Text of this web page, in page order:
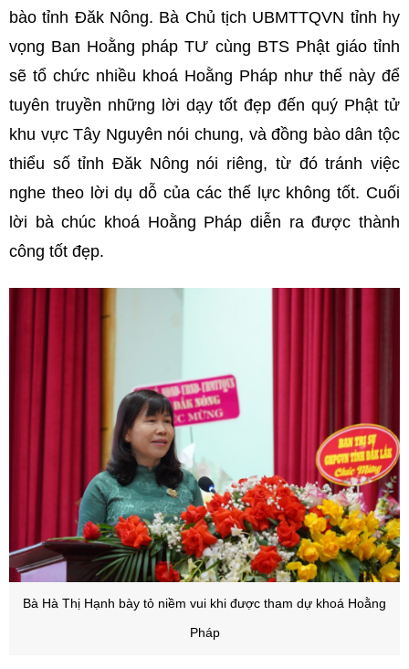
bào tỉnh Đăk Nông. Bà Chủ tịch UBMTTQVN tỉnh hy
vọng Ban Hoằng pháp TƯ cùng BTS Phật giáo tỉnh
sẽ tổ chức nhiều khoá Hoằng Pháp như thế này để
tuyên truyền những lời dạy tốt đẹp đến quý Phật tử
khu vực Tây Nguyên nói chung, và đồng bào dân tộc
thiểu số tỉnh Đăk Nông nói riêng, từ đó tránh việc
nghe theo lời dụ dỗ của các thế lực không tốt. Cuối
lời bà chúc khoá Hoằng Pháp diễn ra được thành
công tốt đẹp.
Bà Hà Thị Hạnh bày tỏ niềm vui khi được tham dự khoá Hoằng
Pháp